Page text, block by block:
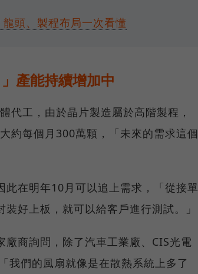
頭、製程布局一次看懂
產能持續增加中
代工，由於晶片製造屬於高階製程，
約每個月300萬顆，「未來的需求這個
在明年10月可以追上需求，「從接單
好上板，就可以給客戶進行測試。」
商詢問，除了汽車工業廠、CIS光電
我們的風扇就像是在散熱系統上多了